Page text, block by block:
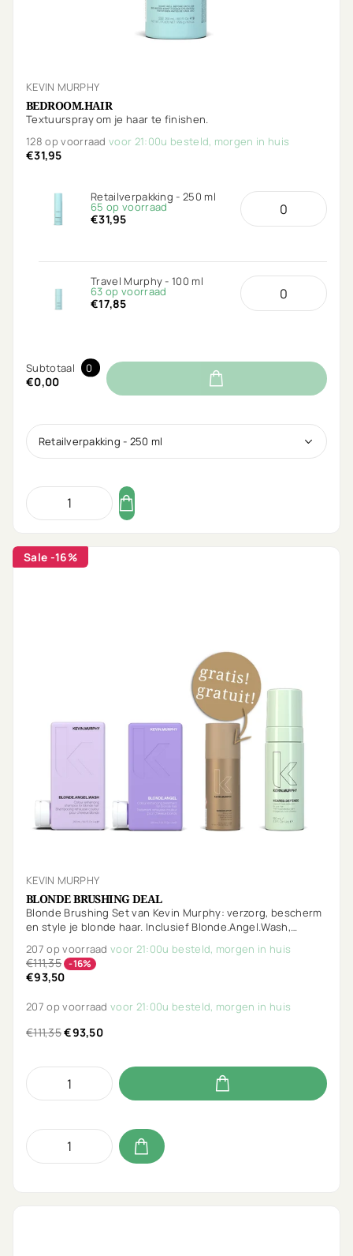
KEVIN MURPHY
BEDROOM.HAIR
Textuurspray om je haar te finishen.
128 op voorraadvoor 21:00u besteld, morgen in huis
€31,95
Retailverpakking - 250 ml
65 op voorraad
€31,95
Travel Murphy - 100 ml
63 op voorraad
€17,85
Subtotaal 0
€0,00
Sale -16%
KEVIN MURPHY
BLONDE BRUSHING DEAL
Blonde Brushing Set van Kevin Murphy: verzorg, bescherm
en style je blonde haar. Inclusief Blonde.Angel.Wash,
207 op voorraadvoor 21:00u besteld, morgen in huis
€111,35 -16%
€93,50
207 op voorraadvoor 21:00u besteld, morgen in huis
€111,35€93,50